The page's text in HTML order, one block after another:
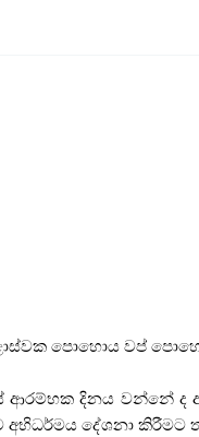
පොහොය වප්
ආරම්භක දිනය වන්නේ ද
අභිධර්මයදේශනාකිරීමට